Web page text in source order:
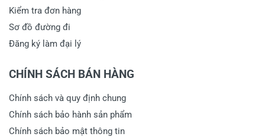
Kiểm tra đơn hàng
Sơ đồ đường đi
Đăng ký làm đại lý
CHÍNH SÁCH BÁN HÀNG
Chính sách và quy định chung
Chính sách bảo hành sản phẩm
Chính sách bảo mật thông tin